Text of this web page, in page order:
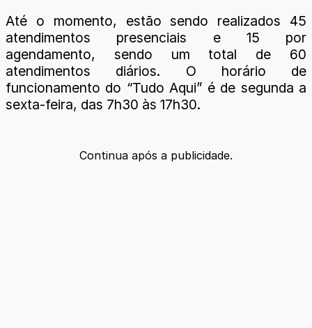
Até o momento, estão sendo realizados 45
atendimentos presenciais e 15 por
agendamento, sendo um total de 60
atendimentos diários. O horário de
funcionamento do “Tudo Aqui” é de segunda a
sexta-feira, das 7h30 às 17h30.
Continua após a publicidade.